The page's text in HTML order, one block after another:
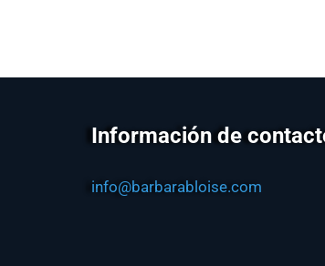
Información de
info@barbarabloise.com